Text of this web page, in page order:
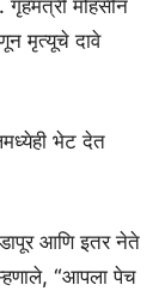
गृहमंत्री मोहसीन
मृत्यूचे दावे
भेट देत
आणि इतर नेते
“आपला पेच